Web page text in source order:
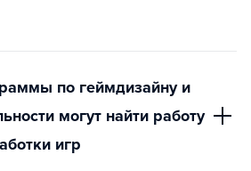
по геймдизайну и
могут найти работу
игр